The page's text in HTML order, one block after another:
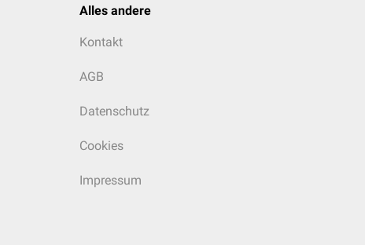
Alles andere
Kontakt
AGB
Datenschutz
Cookies
Impressum